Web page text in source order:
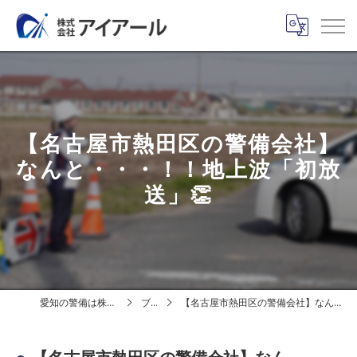
【名古屋市熱田区の警備会社】
なんと・・・！！地上波「初放
送」👏
愛知の警備は株式会社アイアール ブログ 【名古屋市熱田区の警備会社】なんと・・・！！地上波「初放送」👏